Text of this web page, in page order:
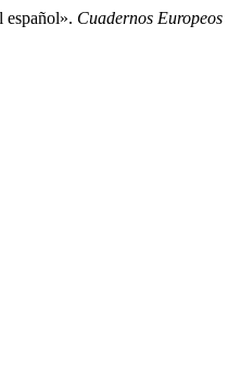
Cuadernos Europeos